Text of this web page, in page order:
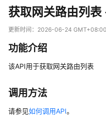
新
动
务
告
产
获取网关路由列
更新时间： 2026-06-24 GMT+08:00
功能介绍
该API用于获取网关路由列表
调用方法
请参见如何调用API。